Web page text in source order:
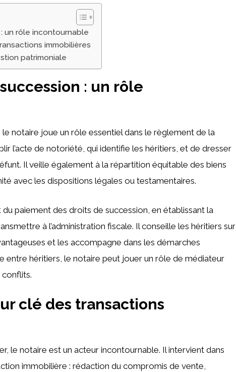
un rôle incontournable
immobilières
patrimoniale
: un rôle
le notaire joue un rôle essentiel dans le règlement de la
l’acte de notoriété, qui identifie les héritiers, et de dresser
Il veille également à la répartition équitable des biens
avec les dispositions légales ou testamentaires.
du paiement des droits de succession, en établissant la
à l’administration fiscale. Il conseille les héritiers sur
et les accompagne dans les démarches
entre héritiers, le notaire peut jouer un rôle de médiateur
clé des transactions
le notaire est un acteur incontournable. Il intervient dans
immobilière : rédaction du compromis de vente,